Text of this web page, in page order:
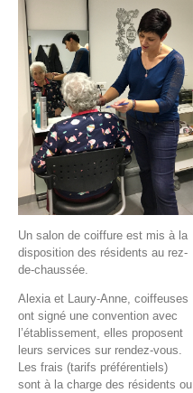
Un salon de coiffure est mis à la
disposition des résidents au rez-
de-chaussée.
Alexia et Laury-Anne, coiffeuses
ont signé une convention avec
l’établissement, elles proposent
leurs services sur rendez-vous.
Les frais (tarifs préférentiels)
sont à la charge des résidents ou